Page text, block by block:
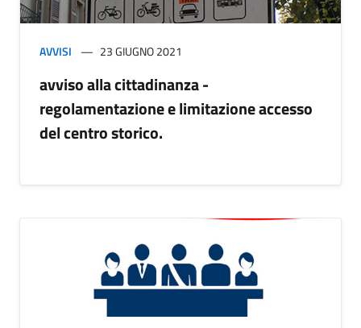
AVVISI 23 GIUGNO 2021
avviso alla cittadinanza -
regolamentazione e limitazione accesso
del centro storico.